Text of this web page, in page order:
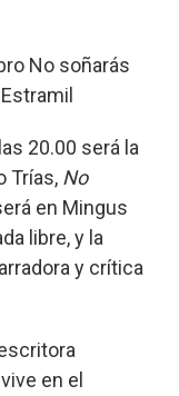
No soñarás
20.00 será la
Trías, No
en Mingus
libre, y la
y crítica
en el